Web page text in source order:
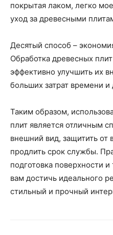
покрытая лаком, легко
уход за древесными
Десятый способ –
Обработка древесных
эффективно улучшить их
больших затрат времени и
Таким образом,
плит является отличным
внешний вид, защитить от
продлить срок службы.
подготовка поверхности
вам достичь идеального
стильный и прочный